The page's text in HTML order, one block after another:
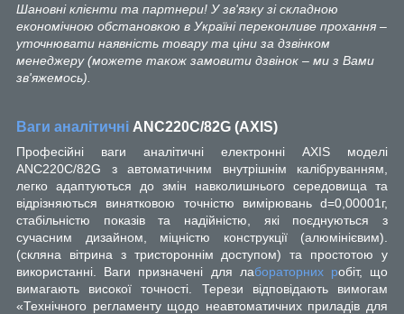
Шановні клієнти та партнери! У зв'язку зі складною
економічною обстановкою в Україні переконливе прохання –
уточнювати наявність товару та ціни за дзвінком
менеджеру (можете також замовити дзвінок – ми з Вами
зв'яжемось).
Ваги аналітичні ANC220C/82G (АХIS)
Професійні ваги аналітичні електронні AXIS моделі
ANC220C/82G з автоматичним внутрішнім калібруванням,
легко адаптуються до змін навколишнього середовища та
відрізняються винятковою точністю вимірювань d=0,00001г,
стабільністю показів та надійністю, які поєднуються з
сучасним дизайном, міцністю конструкції (алюмінієвим).
(скляна вітрина з тристороннім доступом) та простотою у
використанні. Ваги призначені для лабораторних робіт, що
вимагають високої точності. Терези відповідають вимогам
«Технічного регламенту щодо неавтоматичних приладів для